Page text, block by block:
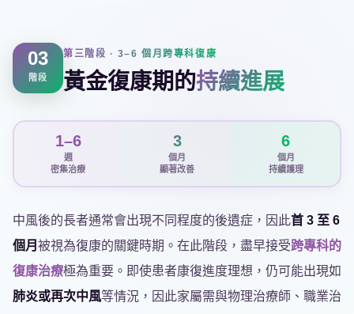
03
階段
第三階段 · 3–6 個月跨專科復康
黃金復康期的持續進展
1–6
週
密集治療
3
個月
顯著改善
6
個月
持續護理
中風後的長者通常會出現不同程度的後遺症，因此首 3 至 6
個月 被視為復康的關鍵時期。在此階段，盡早接受跨專科的
復康治療極為重要。即使患者康復進度理想，仍可能出現如
肺炎或再次中風等情況，因此家屬需與物理治療師、職業治